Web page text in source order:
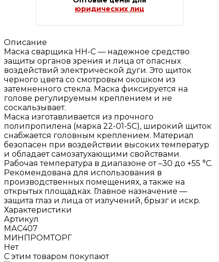
юридических лиц
Описание
Маска сварщика НН-С — надежное средство
защиты органов зрения и лица от опасных
воздействий электрической дуги. Это щиток
черного цвета со смотровым окошком из
затемненного стекла. Маска фиксируется на
голове регулируемым креплением и не
соскальзывает.
Маска изготавливается из прочного
полипропилена (марка 22-01-5С), широкий щиток
снабжается головным креплением. Материал
безопасен при воздействии высоких температур
и обладает самозатухающими свойствами.
Рабочая температура в диапазоне от –30 до +55 °С.
Рекомендована для использования в
производственных помещениях, а также на
открытых площадках. Главное назначение —
защита глаз и лица от излучений, брызг и искр.
Характеристики
Артикул
МАС407
МИНПРОМТОРГ
Нет
С этим товаром покупают